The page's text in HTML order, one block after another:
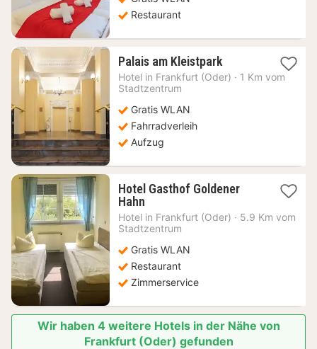
Restaurant
Palais am Kleistpark1
Nacht
ab
Hotel in Frankfurt (Oder) · 1 Km vom
Stadtzentrum
Gratis WLAN
Fahrradverleih
Aufzug
Hotel Gasthof Goldener
Hahn1
Nacht
ab
€
Hotel in Frankfurt (Oder) · 5.9 Km vom
Stadtzentrum
Gratis WLAN
Restaurant
Zimmerservice
Wir haben 4 weitere Hotels in der Nähe von
Frankfurt (Oder) gefunden